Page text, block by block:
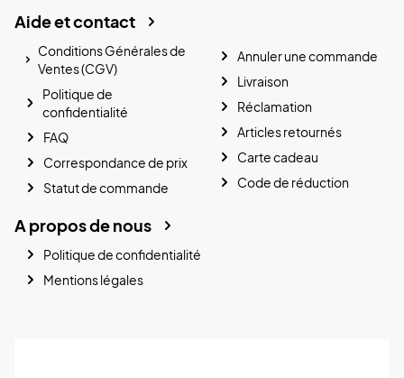
Aide et contact
Conditions Générales de
Ventes (CGV)
Politique de
confidentialité
FAQ
Correspondance de prix
Statut de commande
Annuler une commande
Livraison
Réclamation
Articles retournés
Carte cadeau
Code de réduction
A propos de nous
Politique de confidentialité
Mentions légales